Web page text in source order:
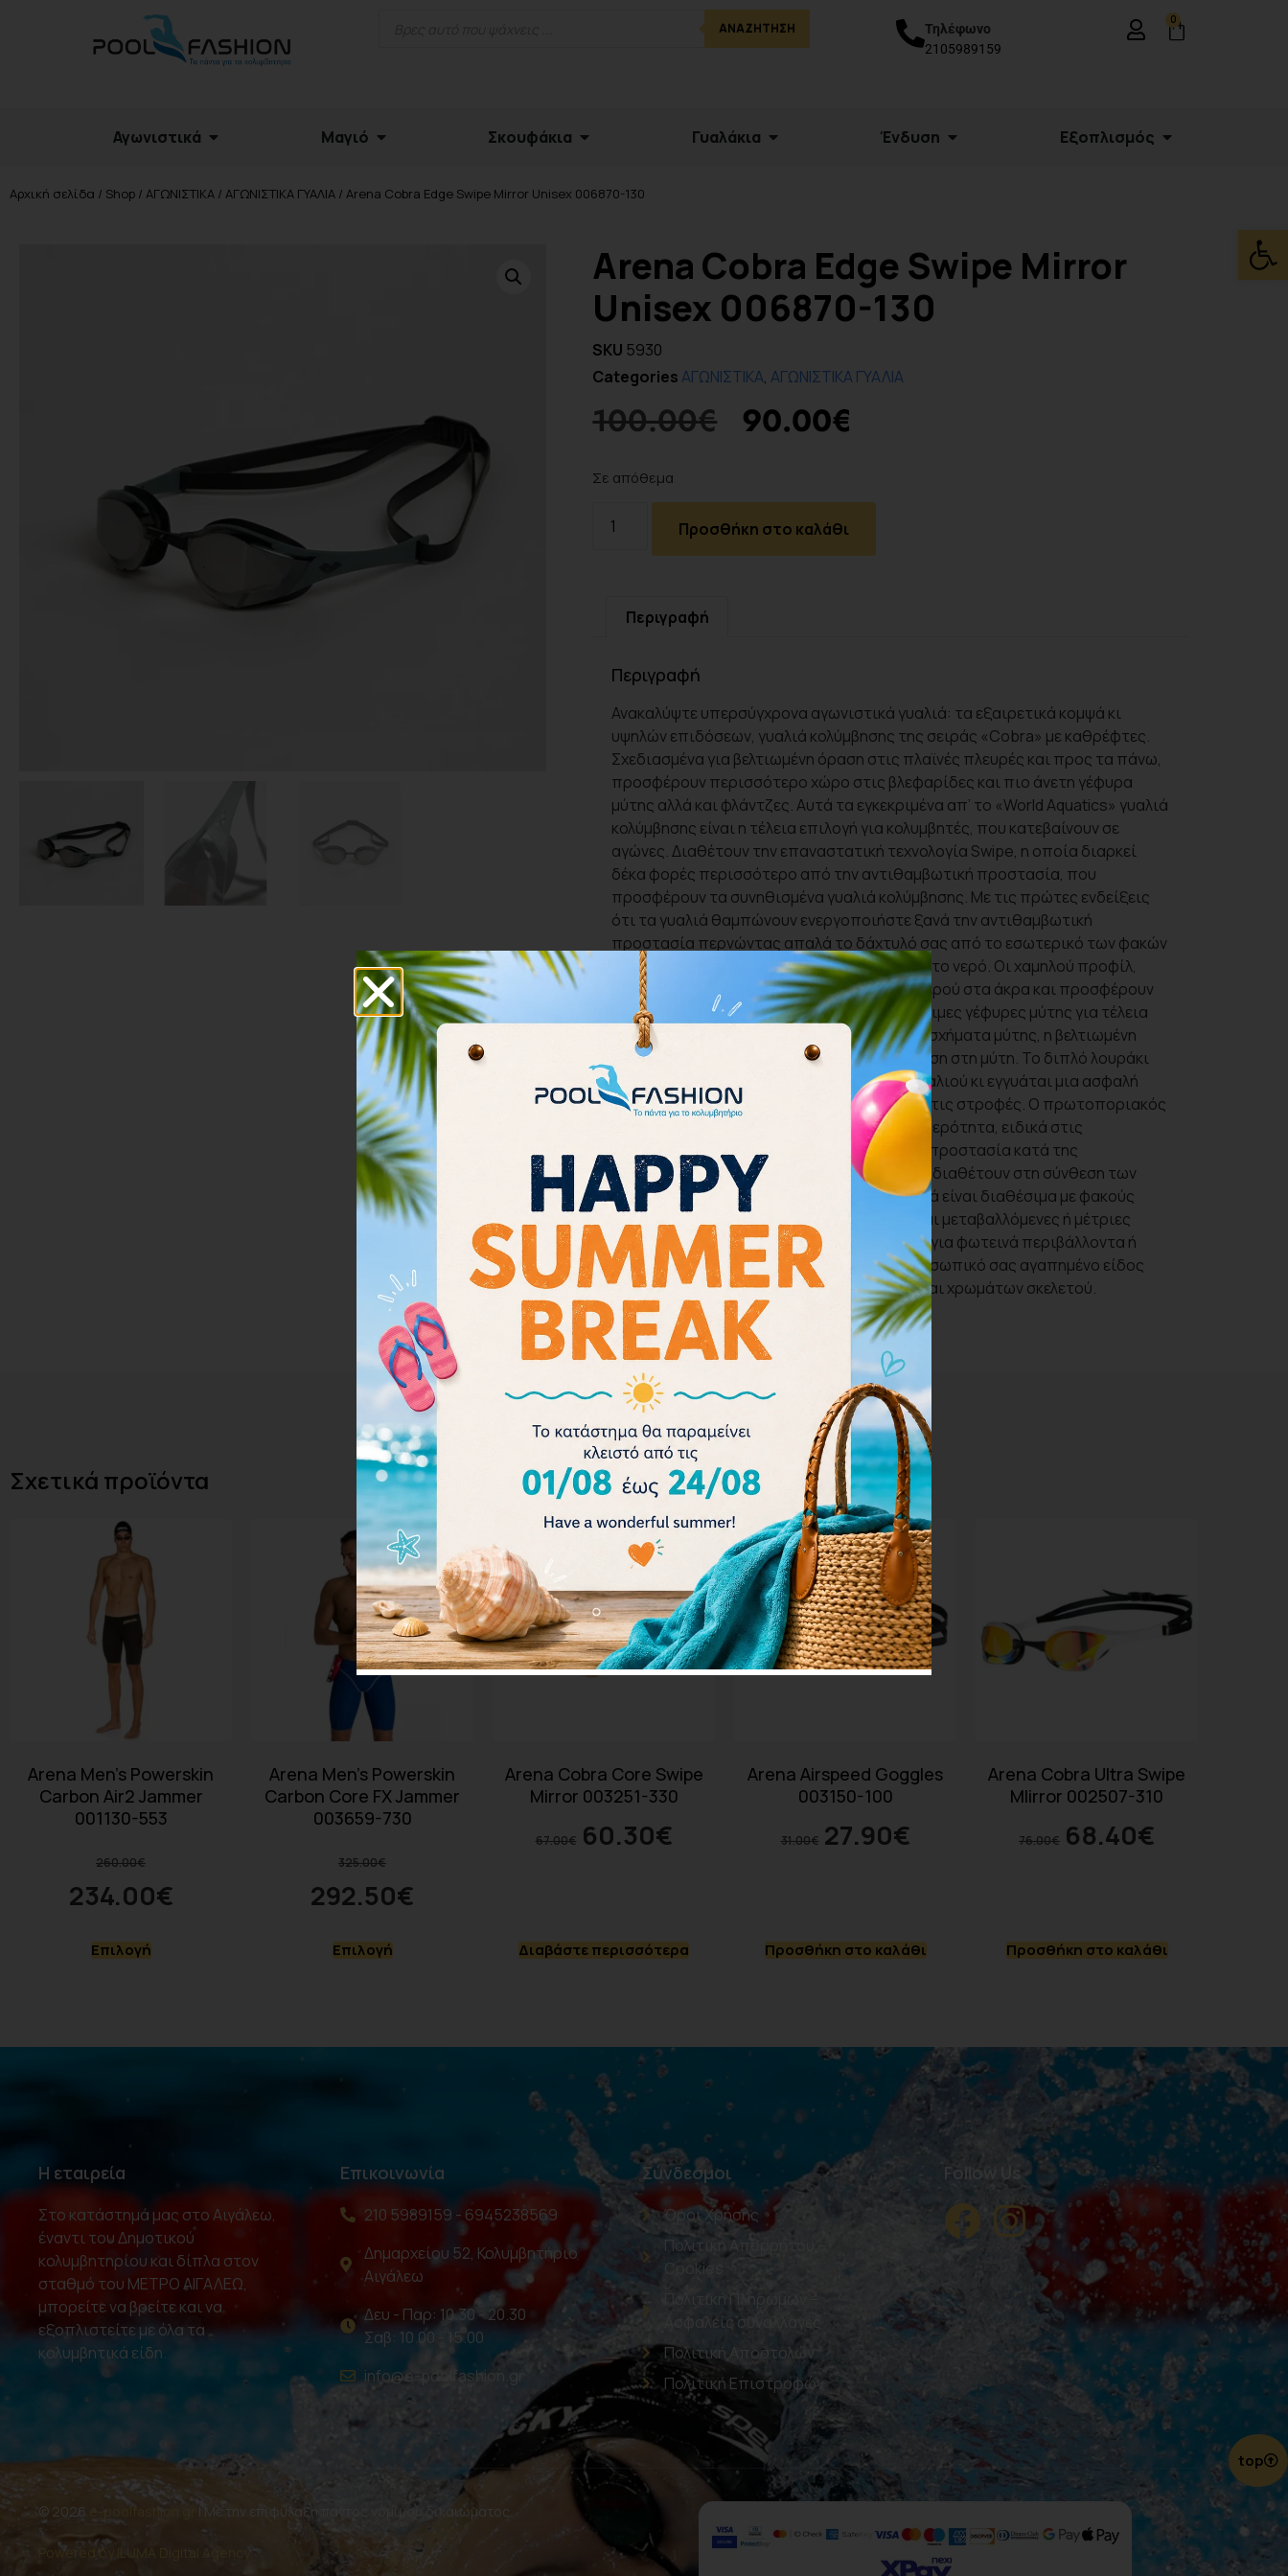
ΑΝΑΖΉΤΗΣΗ
Τηλέφωνο
2105989159
0
Αγωνιστικά Μαγιό Σκουφάκια Γυαλάκια Ένδυση Εξοπλισμός
Αρχική σελίδα / Shop / ΑΓΩΝΙΣΤΙΚΑ / ΑΓΩΝΙΣΤΙΚΑ ΓΥΑΛΙΑ / Arena Cobra Edge Swipe Mirror Unisex 006870-130
Arena Cobra Edge Swipe Mirror
Unisex 006870-130
SKU 5930
CategoriesΑΓΩΝΙΣΤΙΚΑ,ΑΓΩΝΙΣΤΙΚΑ ΓΥΑΛΙΑ
100.00€ 90.00€
Σε απόθεμα
Προσθήκη στο καλάθι
Περιγραφή
Περιγραφή
Ανακαλύψτε υπερσύγχρονα αγωνιστικά γυαλιά: τα εξαιρετικά κομψά κι
υψηλών επιδόσεων, γυαλιά κολύμβησης της σειράς «Cobra» με καθρέφτες.
Σχεδιασμένα για βελτιωμένη όραση στις πλαϊνές πλευρές και προς τα πάνω,
προσφέρουν περισσότερο χώρο στις βλεφαρίδες και πιο άνετη γέφυρα
μύτης αλλά και φλάντζες. Αυτά τα εγκεκριμένα απ’ το «World Aquatics» γυαλιά
κολύμβησης είναι η τέλεια επιλογή για κολυμβητές, που κατεβαίνουν σε
αγώνες. Διαθέτουν την επαναστατική τεχνολογία Swipe, η οποία διαρκεί
δέκα φορές περισσότερο από την αντιθαμβωτική προστασία, που
προσφέρουν τα συνηθισμένα γυαλιά κολύμβησης. Με τις πρώτες ενδείξεις
ότι τα γυαλιά θαμπώνουν ενεργοποιήστε ξανά την αντιθαμβωτική
προστασία περνώντας απαλά το δάχτυλό σας από το εσωτερικό των φακών
πέντε φορές, ενώ τα γυαλιά σας είναι μέσα στο νερό. Οι χαμηλού προφίλ,
φακοί ελαχιστοποιούν την αντίσταση του νερού στα άκρα και προσφέρουν
εξαιρετική υδροδυναμική. Με πέντε εναλλάξιμες γέφυρες μύτης για τέλεια
προσαρμογή σε διαφορετικά πρόσωπα και σχήματα μύτης, η βελτιωμένη
καμπυλότητά τους παρέχει ελαφρύτερη πίεση στη μύτη. Το διπλό λουράκι
ρυθμίζεται εύκολα στο πίσω μέρος του κεφαλιού κι εγγυάται μια ασφαλή
εφαρμογή, ακόμη και κατά την εκκίνηση και στις στροφές. Ο πρωτοποριακός
σχεδιασμός του σκελετού εξασφαλίζει σταθερότητα, ειδικά στις
καταδύσεις. Οι φακοί διαθέτουν αντηλιακή προστασία κατά της
υπεριώδους ακτινοβολίας και τα γυαλιά δεν διαθέτουν στη σύνθεση των
υλικών τους PVC. Αυτού του είδους τα γυαλιά είναι διαθέσιμα με φακούς
μεσαίους – σκούρους για όλες τις χρήσεις και μεταβαλλόμενες ή μέτριες
συνθήκες φωτισμού και σκοτεινούς φακούς για φωτεινά περιβάλλοντα ή
μείωση της φωτεινότητας. Επιλέξτε το προσωπικό σας αγαπημένο είδος
γυαλιών από μια μεγάλη γκάμα φιμέ φακών και χρωμάτων σκελετού.
Σχετικά προϊόντα
Arena Men’s Powerskin
Carbon Air2 Jammer
001130-553
260.00€
234.00€
Επιλογή
- 15%
Arena Men’s Powerskin
Carbon Core FX Jammer
003659-730
325.00€
292.50€
Επιλογή
- 18%
Arena Cobra Core Swipe
Mirror 003251-330
67.00€ 60.30€
Διαβάστε περισσότερα
Arena Airspeed Goggles
003150-100
31.00€ 27.90€
Προσθήκη στο καλάθι
Arena Cobra Ultra Swipe
MIirror 002507-310
76.00€ 68.40€
Προσθήκη στο καλάθι
Η εταιρεία
Στο κατάστημά μας στο Αιγάλεω,
έναντι του Δημοτικού
κολυμβητηρίου και δίπλα στον
σταθμό του ΜΕΤΡΟ ΑΙΓΑΛΕΩ,
μπορείτε να βρείτε και να
εξοπλιστείτε με όλα τα
κολυμβητικά είδη.
Επικοινωνία
210 5989159 - 6945238569
Δημαρχείου 52, Κολυμβητήριο
Αιγάλεω
Δευ - Παρ: 10.30 - 20.30
Σαβ: 10.00 - 15.00
info@e-poolfashion.gr
Σύνδεσμοι
Όροι Χρήσης
Πολιτική Απορρήτου –
Cookies
Πολιτική Πληρωμών –
Ασφαλείς συναλλαγές
Πολιτική Αποστολών
Πολιτική Επιστροφών
Follow Us
© 2026 | Με την επιφύλαξη παντός νομίμου δικαιώματος.
Powered by ILUMA Digital Agency.
top